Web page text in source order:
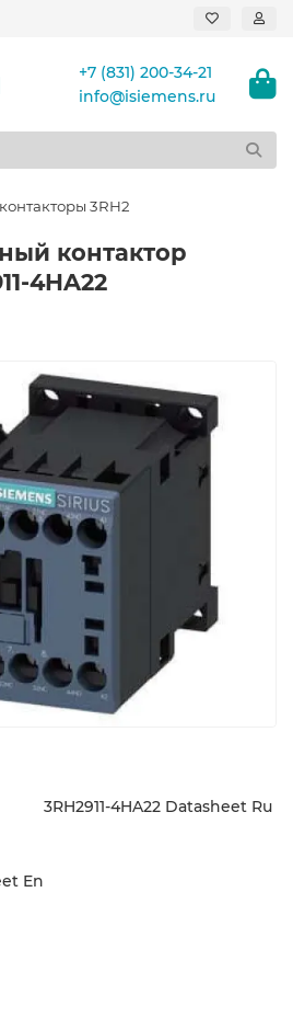
+7 (831) 200-34-21
info@isiemens.ru
3RH2
контактор
4HA22
3RH2911-4HA22 Datasheet Ru
En